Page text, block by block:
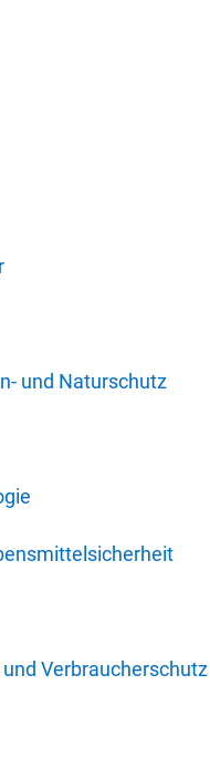
und Naturschutz
Verbraucherschutz